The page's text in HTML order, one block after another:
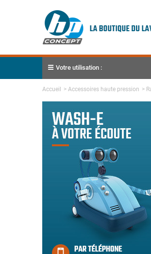
Votre utilisation :
Accueil > Accessoires haute pression >